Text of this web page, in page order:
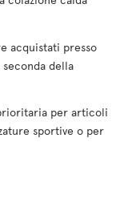
acquistati presso
della
per articoli
sportive o per